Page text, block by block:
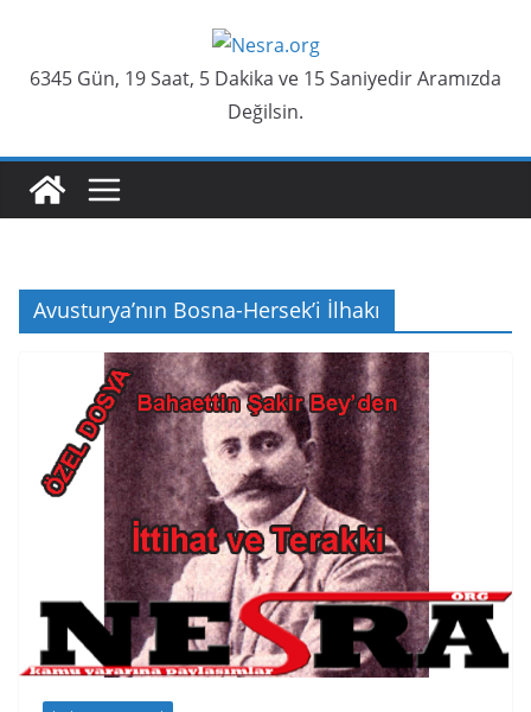
content
6345 Gün, 19 Saat, 5 Dakika ve 15 Saniyedir Aramızda
Değilsin.
Avusturya’nın Bosna-Hersek’i İlhakı